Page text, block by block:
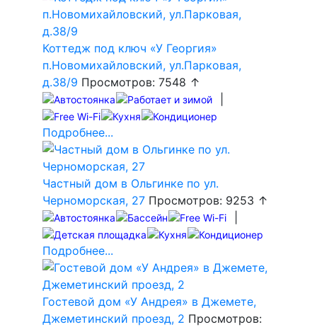
Коттедж под ключ «У Георгия»
п.Новомихайловский, ул.Парковая,
д.38/9 Просмотров: 7548 ↑
Подробнее...
Частный дом в Ольгинке по ул.
Черноморская, 27 Просмотров: 9253 ↑
Подробнее...
Гостевой дом «У Андрея» в Джемете,
Джеметинский проезд, 2 Просмотров: